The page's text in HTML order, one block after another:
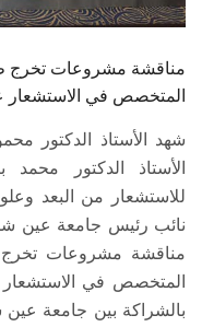
مناقشة مشروعات تخرج
المتخصص في الاستشعار
شهد الأستاذ الدكتور
الأستاذ الدكتور
للاستشعار من البعد
نائب رئيس جامعة عين
مناقشة مشروعات تخرج
المتخصص في الاستشعار
بالشراكة بين جامعة